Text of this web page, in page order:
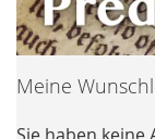
Meine
Sie haben keine